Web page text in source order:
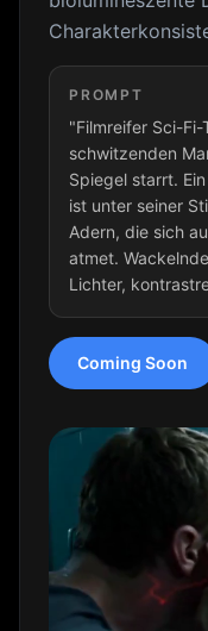
PROMPT
"Filmreifer Sci-
schwitzenden
Spiegel starrt.
ist unter seiner
Adern, die sich
atmet.
Lichter,
Coming Soon